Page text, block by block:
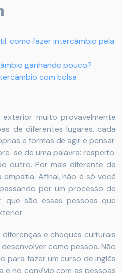
como fazer intercâmbio pela
ganhando pouco?
com bolsa
muito provavelmente
de diferentes lugares, cada
e formas de agir e pensar.
se de uma palavra: respeito.
outro. Por mais diferente da
Afinal, não é só você
por um processo de
são essas pessoas que
e choques culturais
como pessoa. Não
para fazer um curso de inglês
e no convívio com as pessoas